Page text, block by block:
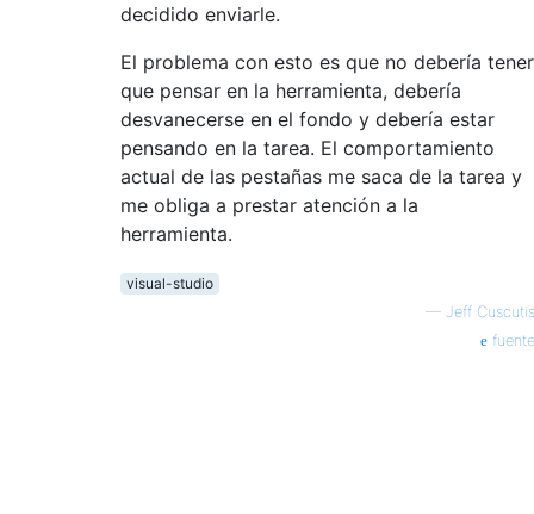
decidido enviarle.
El problema con esto es que no debería tener
que pensar en la herramienta, debería
desvanecerse en el fondo y debería estar
pensando en la tarea. El comportamiento
actual de las pestañas me saca de la tarea y
me obliga a prestar atención a la
herramienta.
visual-studio
— Jeff Cuscutis
fuente